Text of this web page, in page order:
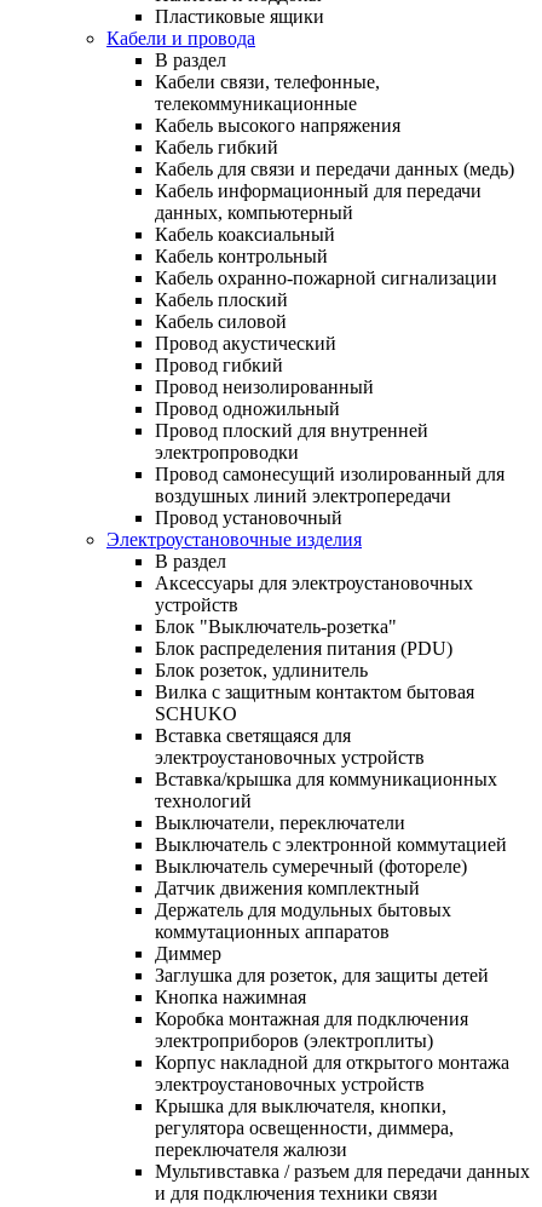
Пластиковые ящики
Кабели и провода
В раздел
Кабели связи, телефонные,
телекоммуникационные
Кабель высокого напряжения
Кабель гибкий
Кабель для связи и передачи данных (медь)
Кабель информационный для передачи
данных, компьютерный
Кабель коаксиальный
Кабель контрольный
Кабель охранно-пожарной сигнализации
Кабель плоский
Кабель силовой
Провод акустический
Провод гибкий
Провод неизолированный
Провод одножильный
Провод плоский для внутренней
электропроводки
Провод самонесущий изолированный для
воздушных линий электропередачи
Провод установочный
Электроустановочные изделия
В раздел
Аксессуары для электроустановочных
устройств
Блок "Выключатель-розетка"
Блок распределения питания (PDU)
Блок розеток, удлинитель
Вилка с защитным контактом бытовая
SCHUKO
Вставка светящаяся для
электроустановочных устройств
Вставка/крышка для коммуникационных
технологий
Выключатели, переключатели
Выключатель с электронной коммутацией
Выключатель сумеречный (фотореле)
Датчик движения комплектный
Держатель для модульных бытовых
коммутационных аппаратов
Диммер
Заглушка для розеток, для защиты детей
Кнопка нажимная
Коробка монтажная для подключения
электроприборов (электроплиты)
Корпус накладной для открытого монтажа
электроустановочных устройств
Крышка для выключателя, кнопки,
регулятора освещенности, диммера,
переключателя жалюзи
Мультивставка / разъем для передачи данных
и для подключения техники связи